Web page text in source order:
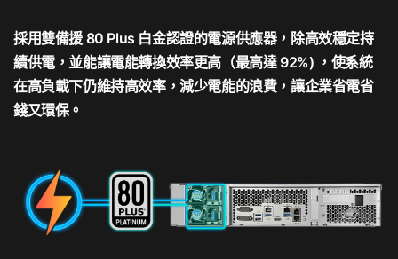
採用雙備援 80 Plus 白金認證的電源供應器，除高效穩定持
續供電，並能讓電能轉換效率更高（最高達 92%) ，使系統
在高負載下仍維持高效率，減少電能的浪費，讓企業省電省
錢又環保。